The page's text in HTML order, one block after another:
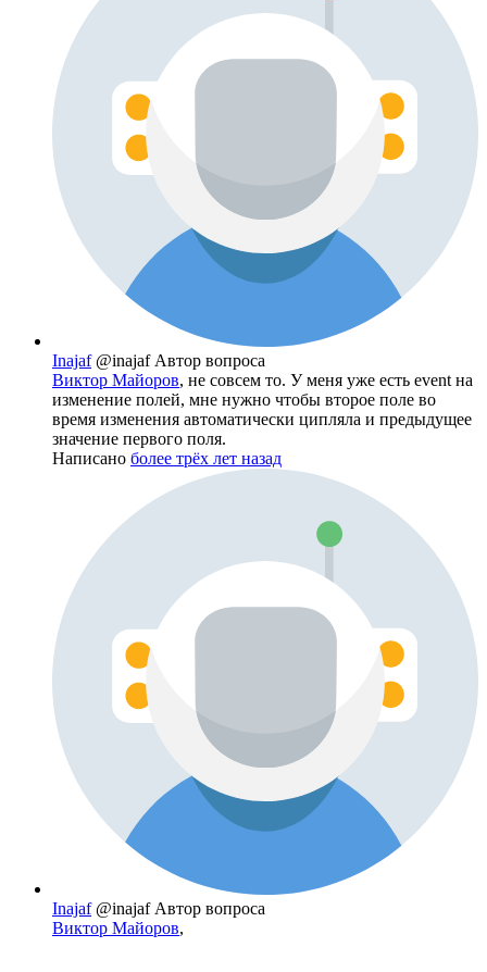
Inajaf @inajaf Автор вопроса
Виктор Майоров, не совсем то. У меня уже есть event на
изменение полей, мне нужно чтобы второе поле во
время изменения автоматически ципляла и предыдущее
значение первого поля.
Написано более трёх лет назад
Inajaf @inajaf Автор вопроса
Виктор Майоров,